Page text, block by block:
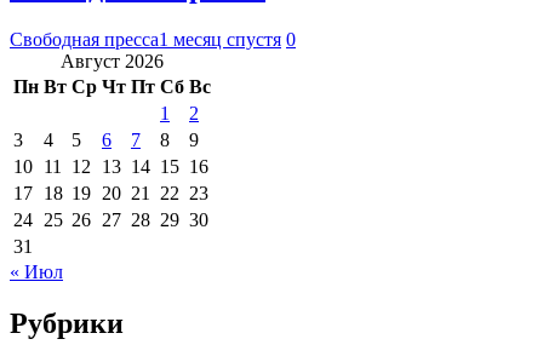
Свободная пресса1 месяц спустя 0
Август 2026
Пн Вт Ср Чт Пт Сб Вс
1
2
3
4 5 6 7 8
9
10 11 12 13 14 15 16
17 18 19 20 21 22 23
24 25 26 27 28 29 30
31
« Июл
Рубрики